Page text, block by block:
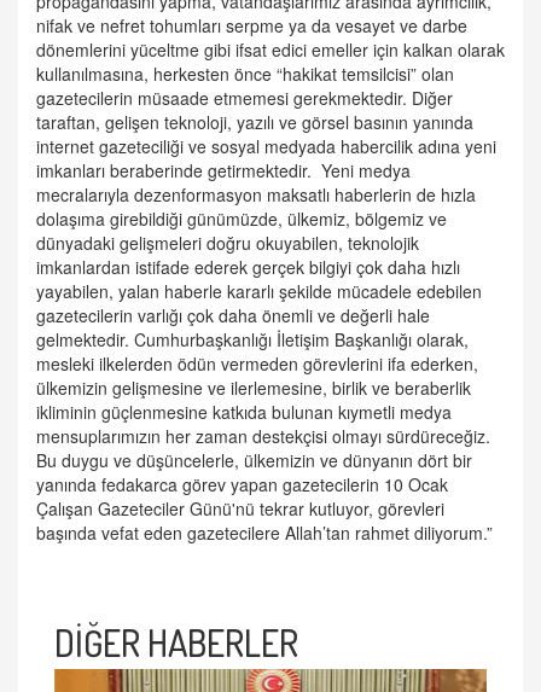
nifak ve nefret tohumları serpme ya da vesayet ve darbe
dönemlerini yüceltme gibi ifsat edici emeller için kalkan olarak
kullanılmasına, herkesten önce “hakikat temsilcisi” olan
gazetecilerin müsaade etmemesi gerekmektedir. Diğer
taraftan, gelişen teknoloji, yazılı ve görsel basının yanında
internet gazeteciliği ve sosyal medyada habercilik adına yeni
imkanları beraberinde getirmektedir. Yeni medya
mecralarıyla dezenformasyon maksatlı haberlerin de hızla
dolaşıma girebildiği günümüzde, ülkemiz, bölgemiz ve
dünyadaki gelişmeleri doğru okuyabilen, teknolojik
imkanlardan istifade ederek gerçek bilgiyi çok daha hızlı
yayabilen, yalan haberle kararlı şekilde mücadele edebilen
gazetecilerin varlığı çok daha önemli ve değerli hale
gelmektedir. Cumhurbaşkanlığı İletişim Başkanlığı olarak,
mesleki ilkelerden ödün vermeden görevlerini ifa ederken,
ülkemizin gelişmesine ve ilerlemesine, birlik ve beraberlik
ikliminin güçlenmesine katkıda bulunan kıymetli medya
mensuplarımızın her zaman destekçisi olmayı sürdüreceğiz.
Bu duygu ve düşüncelerle, ülkemizin ve dünyanın dört bir
yanında fedakarca görev yapan gazetecilerin 10 Ocak
Çalışan Gazeteciler Günü'nü tekrar kutluyor, görevleri
başında vefat eden gazetecilere Allah’tan rahmet diliyorum.”
DİĞER HABERLER